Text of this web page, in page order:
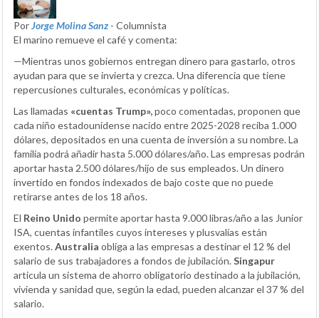
PorJorge Molina Sanz - Columnista
El marino remueve el café y comenta:
—Mientras unos gobiernos entregan dinero para gastarlo, otros
ayudan para que se invierta y crezca. Una diferencia que tiene
repercusiones culturales, económicas y políticas.
Las llamadas «cuentas Trump»,poco comentadas, proponen que
cada niño estadounidense nacido entre 2025-2028 reciba 1.000
dólares, depositados en una cuenta de inversión a su nombre. La
familia podrá añadir hasta 5.000 dólares/año. Las empresas podrán
aportar hasta 2.500 dólares/hijo de sus empleados. Un dinero
invertido en fondos indexados de bajo coste que no puede
retirarse antes de los 18 años.
El Reino Unido permite aportar hasta 9.000 libras/año a las Junior
ISA, cuentas infantiles cuyos intereses y plusvalías están
exentos.Australia obliga a las empresas a destinar el 12 % del
salario de sus trabajadores a fondos de jubilación.Singapur
articula un sistema de ahorro obligatorio destinado a la jubilación,
vivienda y sanidad que, según la edad, pueden alcanzar el 37 % del
salario.